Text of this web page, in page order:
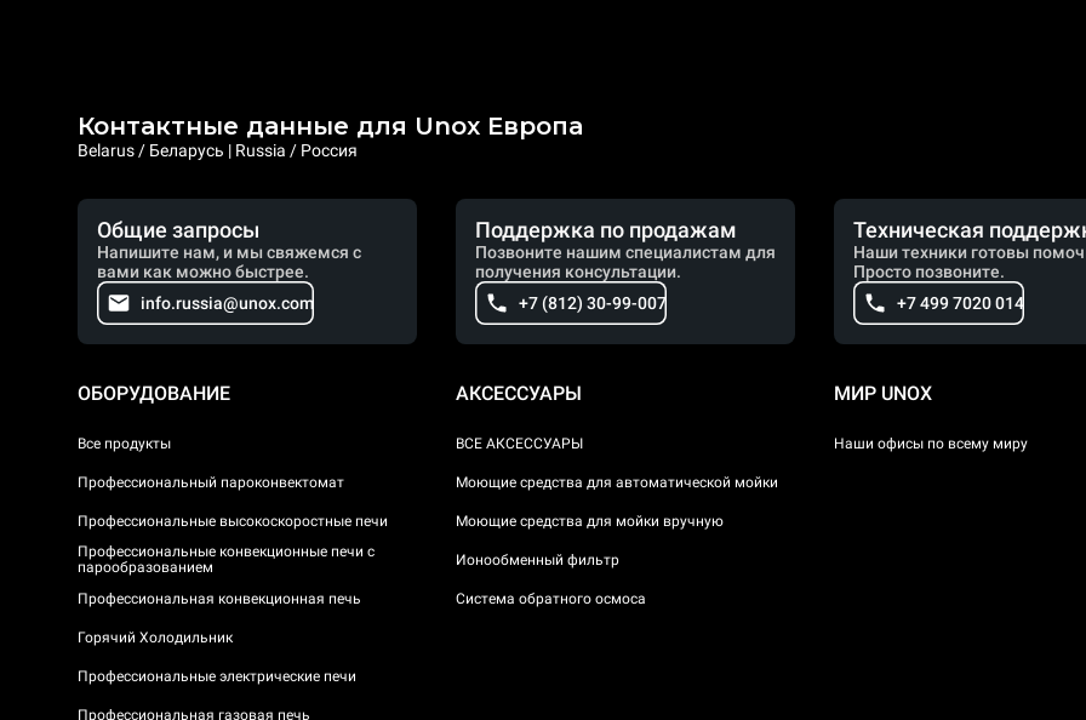
Контактные данные для Unox Европа
Belarus / Беларусь | Russia / Россия
Общие запросы
Напишите нам, и мы свяжемся с
вами как можно быстрее.
info.russia@unox.com
Поддержка по продажам
Позвоните нашим специалистам для
получения консультации.
+7 (812) 30-99-007
Техническая
Наши техники готовы
Просто позвоните.
+7 499 7020 014
ОБОРУДОВАНИЕ
Все продукты
Профессиональный пароконвектомат
Профессиональные высокоскоростные печи
Профессиональные конвекционные печи с
парообразованием
Профессиональная конвекционная печь
Горячий Холодильник
Профессиональные электрические печи
Профессиональная газовая печь
АКСЕССУАРЫ
ВСЕ АКСЕССУАРЫ
Моющие средства для автоматической мойки
Моющие средства для мойки вручную
Ионообменный фильтр
Система обратного осмоса
МИР UNOX
Наши офисы по всему миру